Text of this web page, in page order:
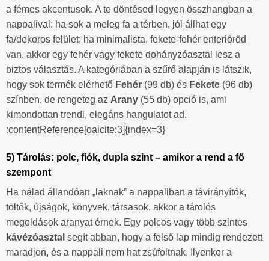
a fémes akcentusok. A te döntésed legyen összhangban a
nappalival: ha sok a meleg fa a térben, jól állhat egy
fa/dekoros felület; ha minimalista, fekete-fehér enteriőröd
van, akkor egy fehér vagy fekete dohányzóasztal lesz a
biztos választás. A kategóriában a szűrő alapján is látszik,
hogy sok termék elérhető Fehér (99 db) és Fekete (96 db)
színben, de rengeteg az Arany (55 db) opció is, ami
kimondottan trendi, elegáns hangulatot ad.
:contentReference[oaicite:3]{index=3}
5) Tárolás: polc, fiók, dupla szint – amikor a rend a fő
szempont
Ha nálad állandóan „laknak” a nappaliban a távirányítók,
töltők, újságok, könyvek, társasok, akkor a tárolós
megoldások aranyat érnek. Egy polcos vagy több szintes
kávézóasztal segít abban, hogy a felső lap mindig rendezett
maradjon, és a nappali nem hat zsúfoltnak. Ilyenkor a